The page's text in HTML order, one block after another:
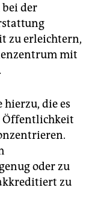
bei der
zu erleichtern,
mit
hierzu, die es
Öffentlichkeit
oder zu
zu